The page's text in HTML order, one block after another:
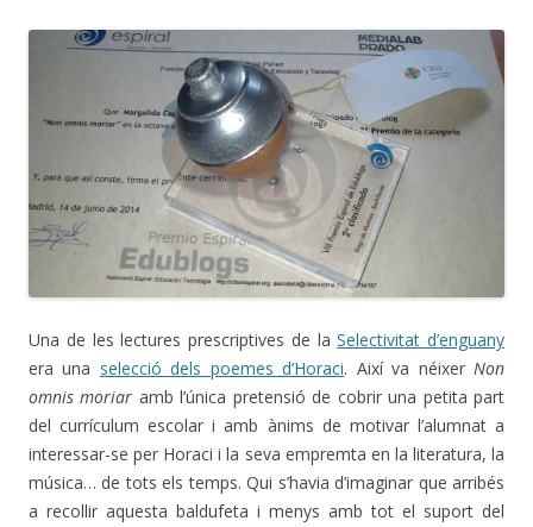
Una de les lectures prescriptives de laSelectivitat d’enguany
era una selecció dels poemes d’Horaci. Així va néixerNon
omnis moriar amb l’única pretensió de cobrir una petita part
del currículum escolar i amb ànims de motivar l’alumnat a
interessar-se per Horaci i la seva empremta en la literatura, la
música… de tots els temps. Qui s’havia d’imaginar que arribés
a recollir aquesta baldufeta i menys amb tot el suport del